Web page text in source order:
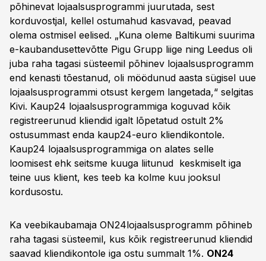
põhinevat lojaalsusprogrammi juurutada, sest
korduvostjal, kellel ostumahud kasvavad, peavad
olema ostmisel eelised. „Kuna oleme Baltikumi suurima
e-kaubandusettevõtte Pigu Grupp liige ning Leedus oli
juba raha tagasi süsteemil põhinev lojaalsusprogramm
end kenasti tõestanud, oli möödunud aasta sügisel uue
lojaalsusprogrammi otsust kergem langetada,“ selgitas
Kivi. Kaup24 lojaalsusprogrammiga koguvad kõik
registreerunud kliendid igalt lõpetatud ostult 2%
ostusummast enda kaup24-euro kliendikontole.
Kaup24 lojaalsusprogrammiga on alates selle
loomisest ehk seitsme kuuga liitunud keskmiselt iga
teine uus klient, kes teeb ka kolme kuu jooksul
kordusostu.
Ka veebikaubamaja ON24lojaalsusprogramm põhineb
raha tagasi süsteemil, kus kõik registreerunud kliendid
saavad kliendikontole iga ostu summalt 1%. ON24